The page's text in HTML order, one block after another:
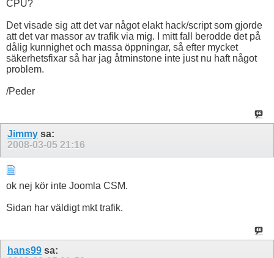
CPU?
Det visade sig att det var något elakt hack/script som gjorde
att det var massor av trafik via mig. I mitt fall berodde det på
dålig kunnighet och massa öppningar, så efter mycket
säkerhetsfixar så har jag åtminstone inte just nu haft något
problem.
/Peder
Jimmy sa:
2008-03-05 21:16
ok nej kör inte Joomla CSM.
Sidan har väldigt mkt trafik.
hans99 sa: